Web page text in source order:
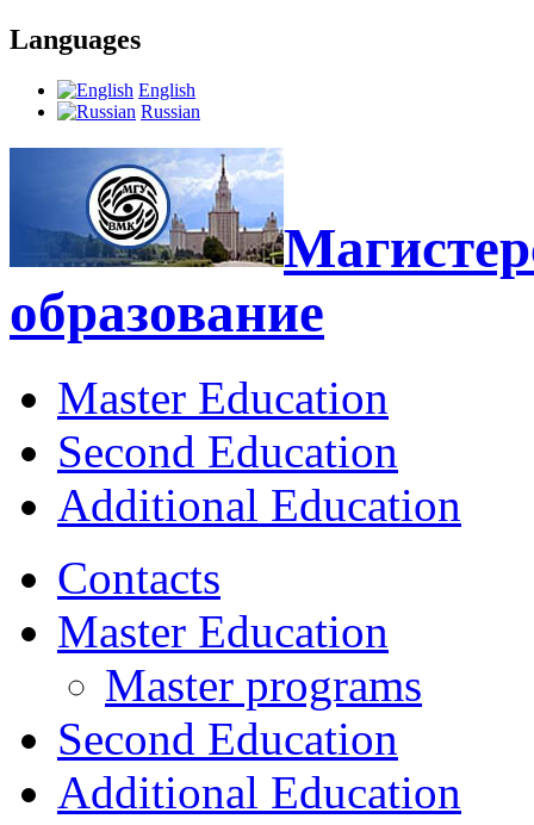
Languages
English
Russian
образование
Master Education
Second Education
Additional Education
Contacts
Master Education
Master programs
Second Education
Additional Education